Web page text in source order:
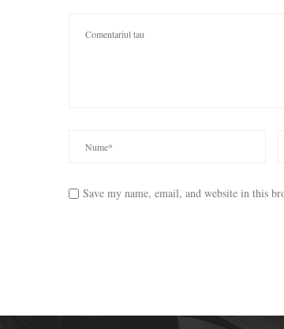
Save my name, email, and website in this